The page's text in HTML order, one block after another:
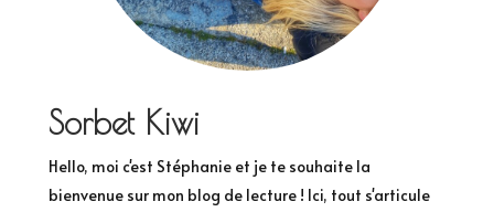
Sorbet Kiwi
Hello, moi c'est Stéphanie et je te souhaite la
bienvenue sur mon blog de lecture ! Ici, tout s'articule